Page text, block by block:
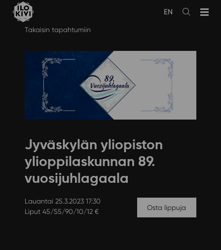
Avaa
EN
Takaisin tapahtumiin
Jyväskylän yliopiston
ylioppilaskunnan 89.
vuosijuhlagaala
Lauantai 25.3.2023 17:30
Liput 45/55/90/10/12 €
Osta lippuja